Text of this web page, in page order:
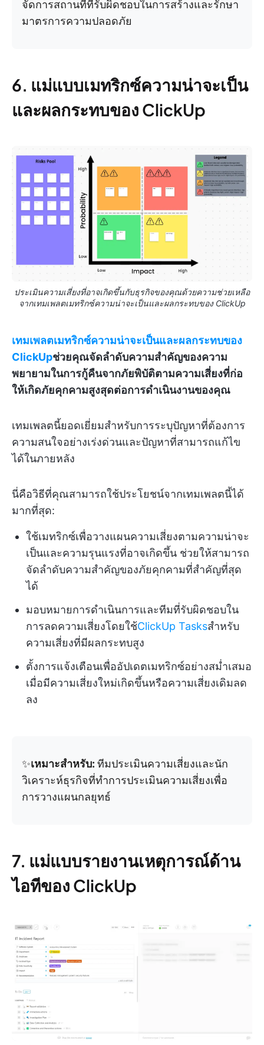
จัดการสถานที่ที่รับผิดชอบในการสร้างและรักษา
มาตรการความปลอดภัย
6. แม่แบบเมทริกซ์ความน่าจะเป็น
และผลกระทบของ ClickUp
ประเมินความเสี่ยงที่อาจเกิดขึ้นกับธุรกิจของคุณด้วยความช่วยเหลือ
จากเทมเพลตเมทริกซ์ความน่าจะเป็นและผลกระทบของ ClickUp
เทมเพลตเมทริกซ์ความน่าจะเป็นและผลกระทบของ
ClickUpช่วยคุณจัดลำดับความสำคัญของความ
พยายามในการกู้คืนจากภัยพิบัติตามความเสี่ยงที่ก่อ
ให้เกิดภัยคุกคามสูงสุดต่อการดำเนินงานของคุณ
เทมเพลตนี้ยอดเยี่ยมสำหรับการระบุปัญหาที่ต้องการ
ความสนใจอย่างเร่งด่วนและปัญหาที่สามารถแก้ไข
ได้ในภายหลัง
นี่คือวิธีที่คุณสามารถใช้ประโยชน์จากเทมเพลตนี้ได้
มากที่สุด:
ใช้เมทริกซ์เพื่อวางแผนความเสี่ยงตามความน่าจะ
เป็นและความรุนแรงที่อาจเกิดขึ้น ช่วยให้สามารถ
จัดลำดับความสำคัญของภัยคุกคามที่สำคัญที่สุด
ได้
มอบหมายการดำเนินการและทีมที่รับผิดชอบใน
การลดความเสี่ยงโดยใช้ClickUp Tasksสำหรับ
ความเสี่ยงที่มีผลกระทบสูง
ตั้งการแจ้งเตือนเพื่ออัปเดตเมทริกซ์อย่างสม่ำเสมอ
เมื่อมีความเสี่ยงใหม่เกิดขึ้นหรือความเสี่ยงเดิมลด
ลง
✨เหมาะสำหรับ: ทีมประเมินความเสี่ยงและนัก
วิเคราะห์ธุรกิจที่ทำการประเมินความเสี่ยงเพื่อ
การวางแผนกลยุทธ์
7. แม่แบบรายงานเหตุการณ์ด้าน
ไอทีของ ClickUp